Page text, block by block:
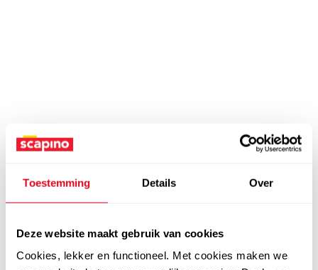
Toestemming Details Over
Deze website maakt gebruik van cookies
Cookies, lekker en functioneel. Met cookies maken we